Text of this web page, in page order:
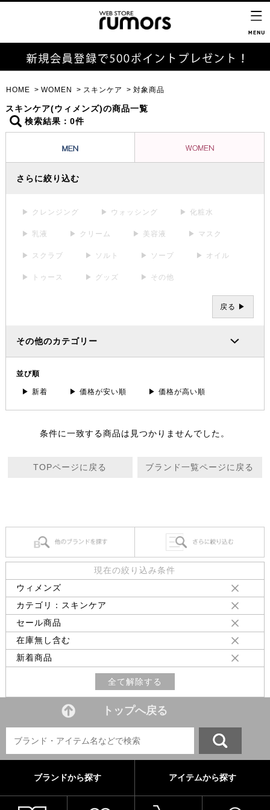
HOME WOMEN スキンケア 対象商品
スキンケア(ウィメンズ)の商品一覧
検索結果：0件
さらに絞り込む
▶ クレンジング ▶ ウォッシング ▶ 化粧水
▶ 乳液 ▶ クリーム ▶ 美容液 ▶ マスク
▶ スクラブ ▶ ソルト ▶ ソープ ▶ オイル
▶ トゥース ▶ グッズ ▶ その他
戻る ▶
その他のカテゴリー
並び順
▶ 新着 ▶ 価格が安い順 ▶ 価格が高い順
条件に一致する商品は見つかりませんでした。
TOPページに戻る ブランド一覧ページに戻る
現在の絞り込み条件
ウィメンズ
カテゴリ：スキンケア
セール商品
在庫無し含む
新着商品
全て解除する
トップへ戻る
ブランドから探す アイテムから探す